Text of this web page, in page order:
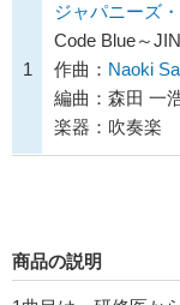
1
ジャパニーズ
Code Blue～
作曲： Naoki
編曲：森田 一
楽器：吹奏楽
商品の説明